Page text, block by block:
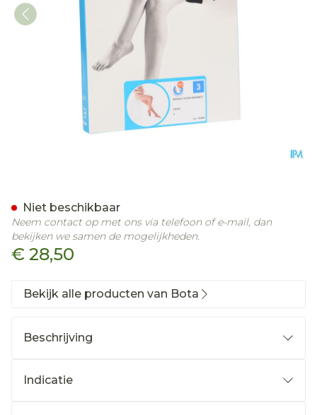
€ 28,50
Niet beschikbaar
Neem contact op met ons via telefoon of e-mail, dan
bekijken we samen de mogelijkheden.
Bekijk alle producten van Bota
Beschrijving
Indicatie